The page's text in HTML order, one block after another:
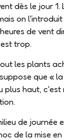
dès le jour 1.
on l'introduit
de vent
trop.
les plants
que «
plus haut,
de journée
de la mise